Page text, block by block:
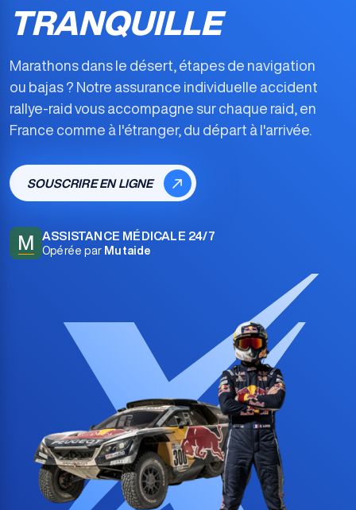
TRANQUILLE
Marathons dans le désert, étapes de navigation
ou bajas ? Notre assurance individuelle accident
rallye-raid vous accompagne sur chaque raid, en
France comme à l'étranger, du départ à l'arrivée.
SOUSCRIRE EN LIGNE
M ASSISTANCE MÉDICALE 24/7
Opérée par Mutaide